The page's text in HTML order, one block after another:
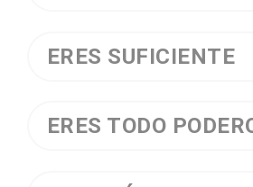
ERES SUFICIENTE
ERES TODO